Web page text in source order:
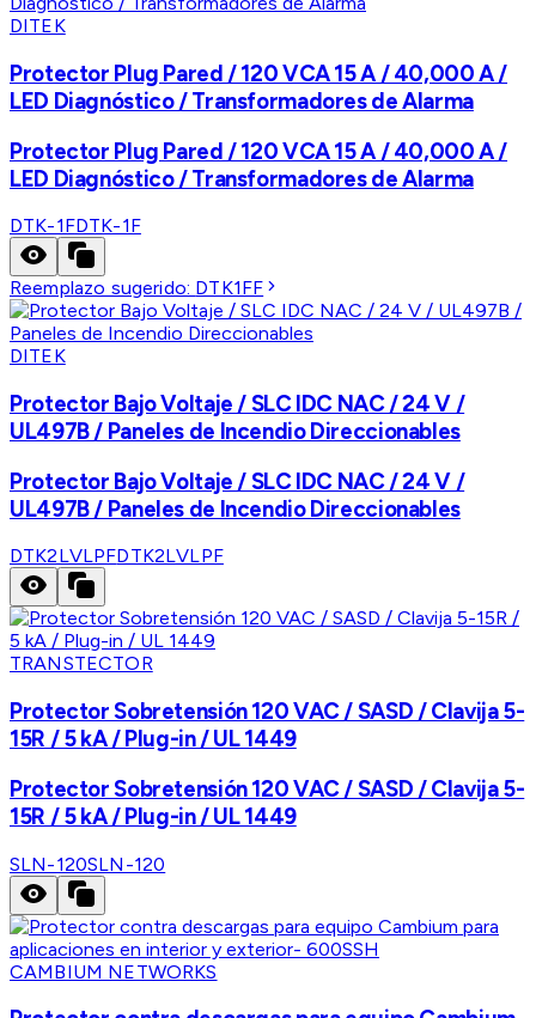
DITEK
Protector Plug Pared / 120 VCA 15 A / 40,000 A /
LED Diagnóstico / Transformadores de Alarma
Protector Plug Pared / 120 VCA 15 A / 40,000 A /
LED Diagnóstico / Transformadores de Alarma
DTK-1FDTK-1F
Reemplazo sugerido: DTK1FF
DITEK
Protector Bajo Voltaje / SLC IDC NAC / 24 V /
UL497B / Paneles de Incendio Direccionables
Protector Bajo Voltaje / SLC IDC NAC / 24 V /
UL497B / Paneles de Incendio Direccionables
DTK2LVLPFDTK2LVLPF
TRANSTECTOR
Protector Sobretensión 120 VAC / SASD / Clavija 5-
15R / 5 kA / Plug-in / UL 1449
Protector Sobretensión 120 VAC / SASD / Clavija 5-
15R / 5 kA / Plug-in / UL 1449
SLN-120SLN-120
CAMBIUM NETWORKS